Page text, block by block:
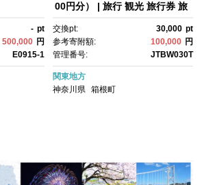
- pt
500,000 円
E0915-1
00円分） | 旅行 観光 旅行券 旅
るさと納税 神奈川県ふるさと
納税 神奈川県 箱根町
交換pt: 30,000 pt
参考寄附額:
100,000 円
管理番号:
JTBW030T
関東地方
神奈川県 箱根町